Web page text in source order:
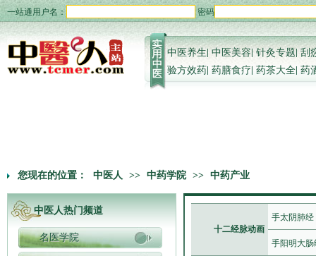
一站通用户名： 密码
中医养生|中医美容|针灸专题|刮
验方效药| 药膳食疗| 药茶大全| 药
您现在的位置： 中医人 >> 中药学院 >> 中药产业
中医人热门频道
名医学院
十二经脉动画
手太阴肺经
手阳明大肠